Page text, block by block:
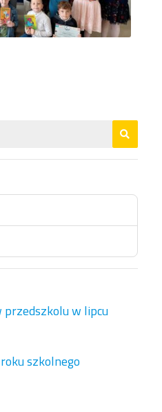
przedszkolu w lipcu
szkolnego